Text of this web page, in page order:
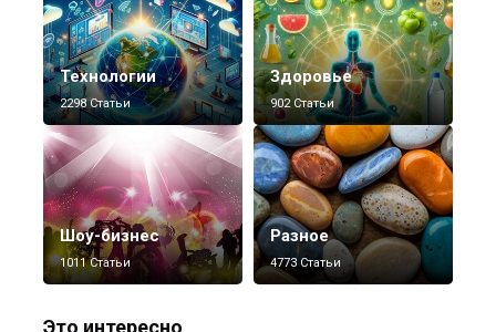
Технологии
2298 Статьи
Здоровье
902 Статьи
Шоу-бизнес
1011 Статьи
Разное
4773 Статьи
Это интересно